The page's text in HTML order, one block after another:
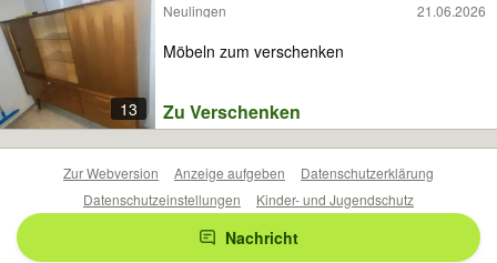
13
Neulingen 21.06.2026
Möbeln zum verschenken
Zu Verschenken
Nachricht
Zur Webversion Anzeige aufgeben
Datenschutzerklärung
Datenschutzeinstellungen
Kinder- und Jugendschutz
Barrierefreiheitserklärung